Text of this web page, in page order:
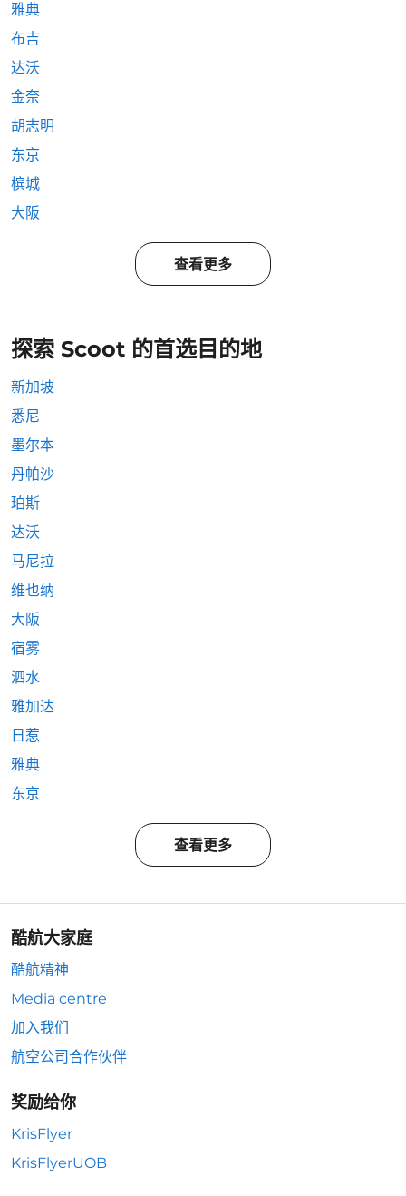
雅典
布吉
达沃
金奈
胡志明
东京
槟城
大阪
查看更多
探索 Scoot 的首选目的地
新加坡
悉尼
墨尔本
丹帕沙
珀斯
达沃
马尼拉
维也纳
大阪
宿雾
泗水
雅加达
日惹
雅典
东京
查看更多
酷航大家庭
酷航精神
Media centre
加入我们
航空公司合作伙伴
奖励给你
KrisFlyer
KrisFlyerUOB